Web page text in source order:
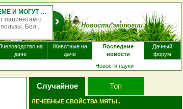
ОДНОКРАТНЫЙ ПРИЁМ ПСИЛОЦИБИНА МОЖЕТ МЕНЯТЬ РАБОТУ МОЗГА НА НЕСКОЛЬКО НЕДЕЛЬ
в
в работе
на
даче
Животные на
даче
Последние
новости
Дачный
форум
Новости науки
Случайное Топ
ЛЕЧЕБНЫЕ СВОЙСТВА МЯТЫ..